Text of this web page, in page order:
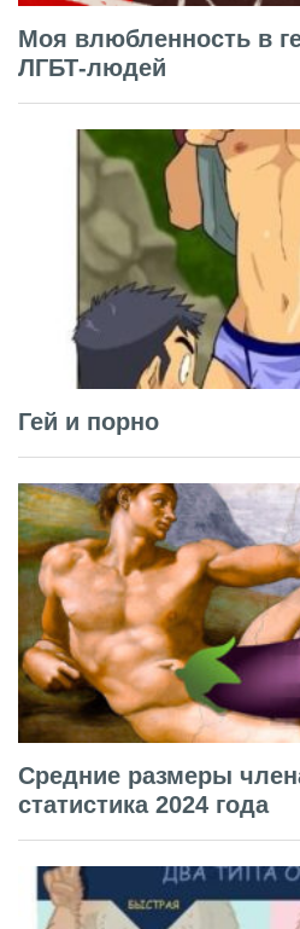
Моя влюбленность в
ЛГБТ-людей
Гей и порно
Средние размеры
статистика 2024 года